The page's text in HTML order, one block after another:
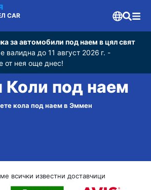
CAR
за автомобили под наем в цял свят
валидна до 11 август 2026 г. -
от нея още днес!
под наем
кола под наем в Эммен
всички известни доставчици